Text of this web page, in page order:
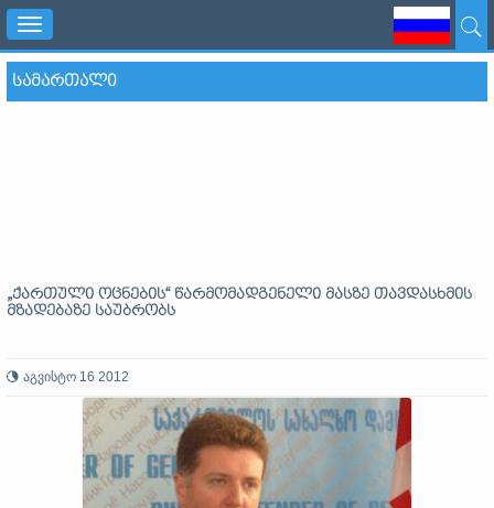
Toggle
navigation
ᲡᲐᲛᲐᲠᲗᲐᲚᲘ
„ქართული ოცნების“ წარმომადგენელი მასზე თავდასხმის
მზადებაზე საუბრობს
აგვისტო 16 2012